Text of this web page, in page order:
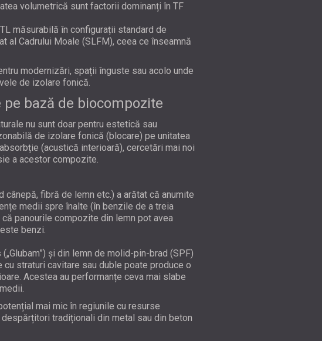
volumetrică sunt factorii dominanți în TF
măsurabilă în configurații standard de
al Cadrului Moale (SLFM), ceea ce înseamnă
modernizări, spații înguste sau acolo unde
de izolare fonică.
bază de biocompozite
nu sunt doar pentru estetică sau
de izolare fonică (blocare) pe unitatea
(acustică interioară), cercetări mai noi
a acestor compozite.
fibră de lemn etc.) a arătat că anumite
medii spre înalte (în benzile de a treia
panourile compozite din lemn pot avea
benzi.
și din lemn de molid-pin-brad (SPF)
straturi cavitare sau duble poate produce o
Acestea au performanțe ceva mai slabe
mai mic în regiunile cu resurse
tradiționali din metal sau din beton